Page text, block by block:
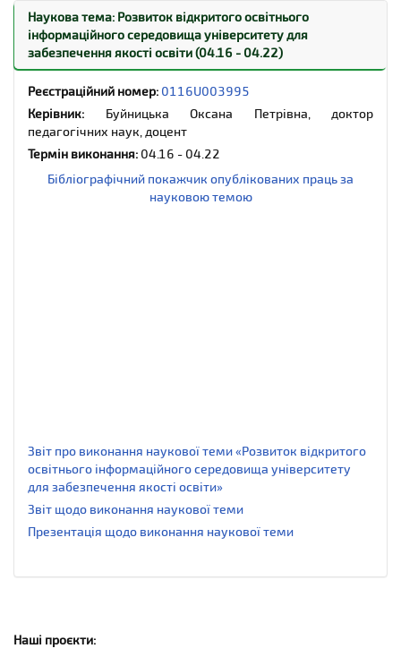
Deadline:04.16 - 04.22
Bibliographic index of published papers on the
research project
Наукова тема: Розвиток відкритого освітнього
інформаційного середовища університету для
забезпечення якості освіти (04.16 - 04.22)
Реєстраційний номер: 0116U003995
Керівник: Буйницька Оксана Петрівна, доктор
педагогічних наук, доцент
Термін виконання: 04.16 - 04.22
Бібліографічний покажчик опублікованих праць за
науковою темою
Звіт про виконання наукової теми «Розвиток відкритого
освітнього інформаційного середовища університету
для забезпечення якості освіти»
Звіт щодо виконання наукової теми
Презентація щодо виконання наукової теми
Наші проєкти: